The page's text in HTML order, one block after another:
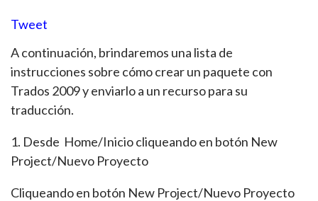
Tweet
A continuación, brindaremos una lista de
instrucciones sobre cómo crear un paquete con
Trados 2009 y enviarlo a un recurso para su
traducción.
1. Desde Home/Inicio cliqueando en botón New
Project/Nuevo Proyecto
Cliqueando en botón New Project/Nuevo Proyecto